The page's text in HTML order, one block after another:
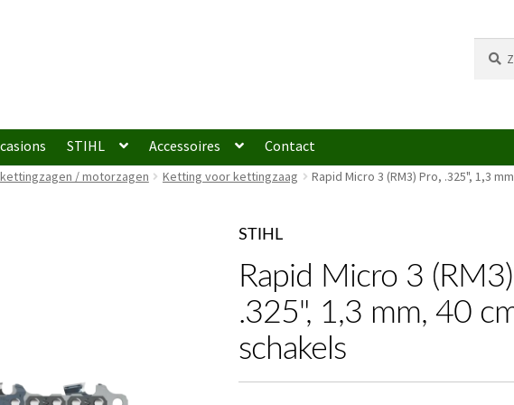
naar:
STIHL Accessoires Contact
/ motorzagen Ketting voor kettingzaag Rapid Micro 3 (RM3) Pro, .325", 1,3
STIHL
Rapid Micro 3
.325", 1,3 mm, 40
schakels